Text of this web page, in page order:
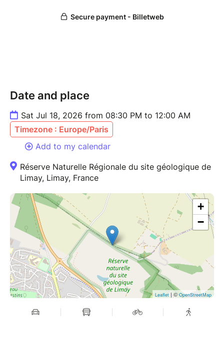
Date and place
Sat Jul 18, 2026 from 08:30 PM to 12:00 AM
Timezone : Europe/Paris
Add to my calendar
Réserve Naturelle Régionale du site géologique de
Limay, Limay, France
+
−
Leaflet| © OpenStreetMap